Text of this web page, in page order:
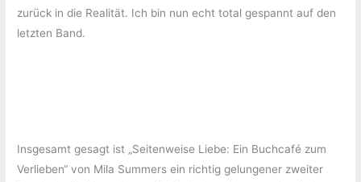
zurück in die Realität. Ich bin nun echt total gespannt auf den
letzten Band.
Insgesamt gesagt ist „Seitenweise Liebe: Ein Buchcafé zum
Verlieben“ von Mila Summers ein richtig gelungener zweiter